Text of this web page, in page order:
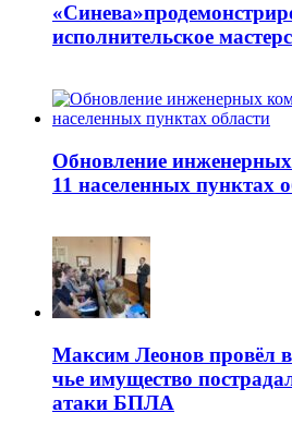
исполнительское
Обновление
11 населенных пунктах
Максим Леонов провёл
чье имущество
атаки БПЛА